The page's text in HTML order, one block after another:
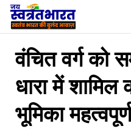
वंचित वर्ग को
धारा में
भूमिका